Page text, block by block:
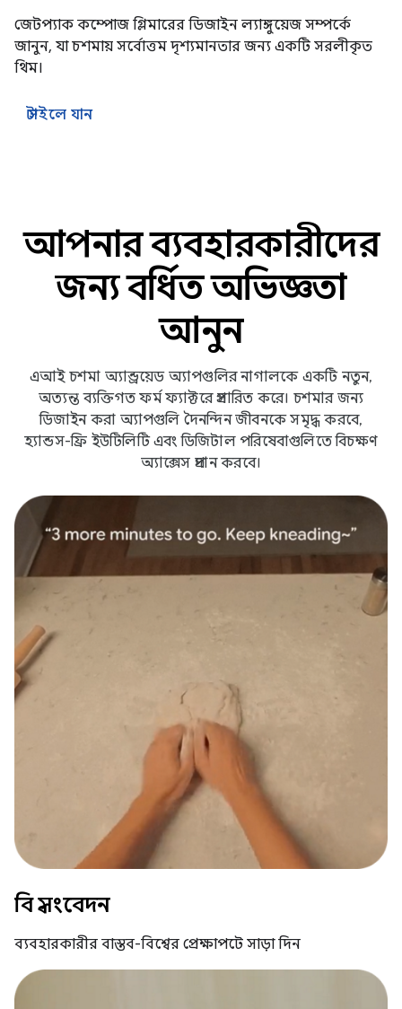
জেটপ্যাক কম্পোজ গ্লিমারের ডিজাইন ল্যাঙ্গুয়েজ সম্পর্কে
জানুন, যা চশমায় সর্বোত্তম দৃশ্যমানতার জন্য একটি সরলীকৃত
থিম।
স্টাইলে যান
আপনার ব্যবহারকারীদের
জন্য বর্ধিত অভিজ্ঞতা
আনুন
এআই চশমা অ্যান্ড্রয়েড অ্যাপগুলির নাগালকে একটি নতুন,
অত্যন্ত ব্যক্তিগত ফর্ম ফ্যাক্টরে প্রসারিত করে। চশমার জন্য
ডিজাইন করা অ্যাপগুলি দৈনন্দিন জীবনকে সমৃদ্ধ করবে,
হ্যান্ডস-ফ্রি ইউটিলিটি এবং ডিজিটাল পরিষেবাগুলিতে বিচক্ষণ
অ্যাক্সেস প্রদান করবে।
বিশ্ব সংবেদন
ব্যবহারকারীর বাস্তব-বিশ্বের প্রেক্ষাপটে সাড়া দিন